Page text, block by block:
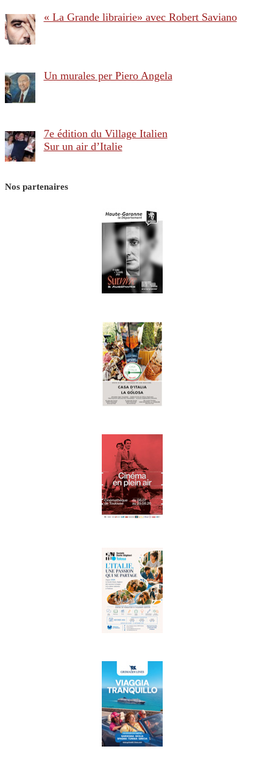
« La Grande librairie» avec Robert Saviano
Un murales per Piero Angela
7e édition du Village Italien
Sur un air d’Italie
Nos partenaires